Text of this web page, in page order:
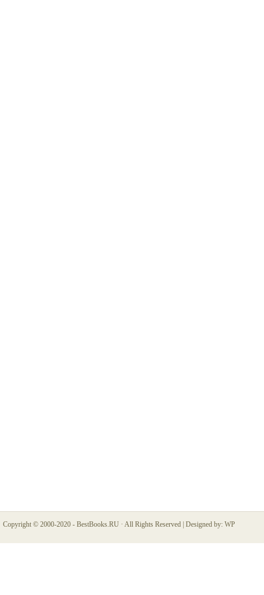
Copyright © 2000-2020 - BestBooks.RU · All Rights Reserved | Designed by: WP